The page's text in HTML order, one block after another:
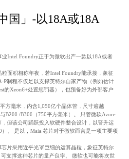
国」-以18A或18A
Intel Foundry正于为微软出产一款以18A或者
面积相称年夜，若Intel Foundry能承接，象征
P制程不仅足以支撑英特尔自家产物（例如估计
的Xeon6+处置惩罚器），也预备好为外部客户
方毫米，内含1,050亿个晶体管，尺寸逾越
B200 /B300（750平方毫米）。 只管微软Azure
但该公司踊跃投入软硬件整合设计，以晋升运
。 是以，Maia 芯片对于微软而言是一项主要项
片采用近乎光罩巨细的运算晶粒，象征英特尔
支撑这种芯片的量产良率。 微软也可能将次世